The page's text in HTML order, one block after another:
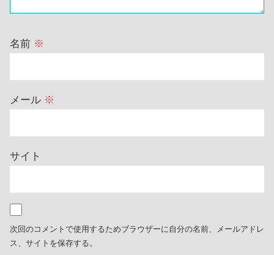
名前 ※
メール ※
サイト
次回のコメントで使用するためブラウザーに自分の名前、メールアドレ
ス、サイトを保存する。